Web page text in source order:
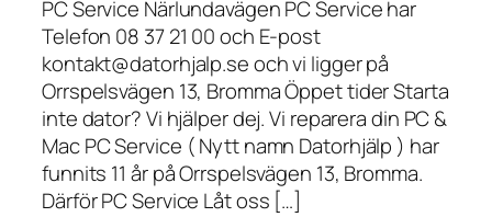
PC Service Närlundavägen PC Service har
Telefon 08 37 21 00 och E-post
kontakt@datorhjalp.se och vi ligger på
Orrspelsvägen 13, Bromma Öppet tider Starta
inte dator? Vi hjälper dej. Vi reparera din PC &
Mac PC Service ( Nytt namn Datorhjälp ) har
funnits 11 år på Orrspelsvägen 13, Bromma.
Därför PC Service Låt oss […]